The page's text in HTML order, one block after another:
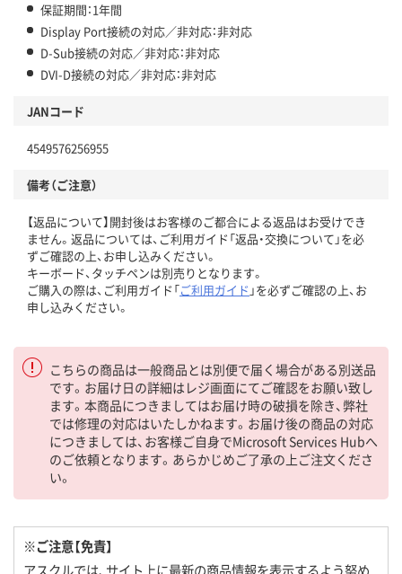
保証期間：1年間
Display Port接続の対応／非対応：非対応
D-Sub接続の対応／非対応：非対応
DVI-D接続の対応／非対応：非対応
JANコード
4549576256955
備考（ご注意）
【返品について】開封後はお客様のご都合による返品はお受けでき
ません。返品については、ご利用ガイド「返品・交換について」を必
ずご確認の上、お申し込みください。
キーボード、タッチペンは別売りとなります。
ご購入の際は、ご利用ガイド「ご利用ガイド 」を必ずご確認の上、お
申し込みください。
こちらの商品は一般商品とは別便で届く場合がある別送品
です。お届け日の詳細はレジ画面にてご確認をお願い致し
ます。本商品につきましてはお届け時の破損を除き、弊社
では修理の対応はいたしかねます。お届け後の商品の対応
につきましては、お客様ご自身でMicrosoft Services Hubへ
のご依頼となります。あらかじめご了承の上ご注文くださ
い。
※ご注意【免責】
アスクルでは、サイト上に最新の商品情報を表示するよう努め